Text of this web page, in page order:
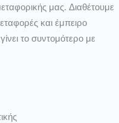
μας. Διαθέτουμε
και έμπειρο
το συντομότερο με